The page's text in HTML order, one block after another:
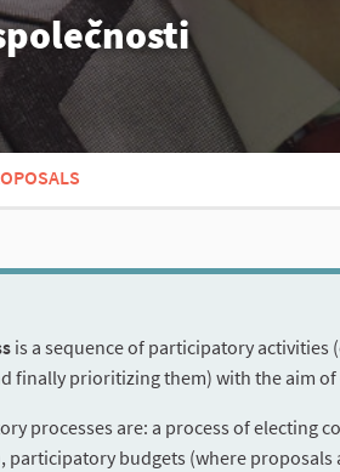
is a sequence of participatory
finally prioritizing them) with the aim
processes are: a process of
participatory budgets (where